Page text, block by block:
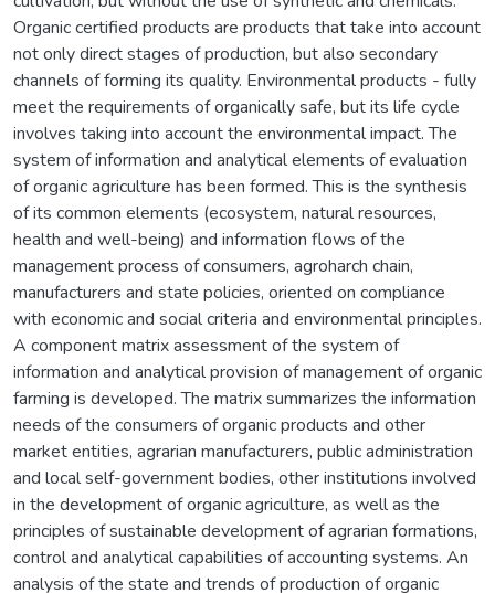
Organic certified products are products that take into account
not only direct stages of production, but also secondary
channels of forming its quality. Environmental products - fully
meet the requirements of organically safe, but its life cycle
involves taking into account the environmental impact. The
system of information and analytical elements of evaluation
of organic agriculture has been formed. This is the synthesis
of its common elements (ecosystem, natural resources,
health and well-being) and information flows of the
management process of consumers, agroharch chain,
manufacturers and state policies, oriented on compliance
with economic and social criteria and environmental principles.
A component matrix assessment of the system of
information and analytical provision of management of organic
farming is developed. The matrix summarizes the information
needs of the consumers of organic products and other
market entities, agrarian manufacturers, public administration
and local self-government bodies, other institutions involved
in the development of organic agriculture, as well as the
principles of sustainable development of agrarian formations,
control and analytical capabilities of accounting systems. An
analysis of the state and trends of production of organic